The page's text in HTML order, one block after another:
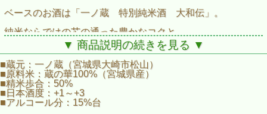
ベースのお酒は「一ノ蔵 特別純米酒 大和伝」。
純米ならではの芯の通った豊かなコクと
芳醇な旨味に溢れる、
昔ながらの麹の香りのする数少ないお酒。
滑らかな口当たり、膨らむ旨味が一体となり、
充実した味わいを醸しています。
冷やから常温、お燗でも美味しく
幅広い温度体でお楽しみ頂けます。
▼ 商品説明の続きを見る ▼
■蔵元：一ノ蔵（宮城県大崎市松山）
■原料米：蔵の華100%（宮城県産）
■精米歩合：50%
■日本酒度：+1～+3
■アルコール分：15%台